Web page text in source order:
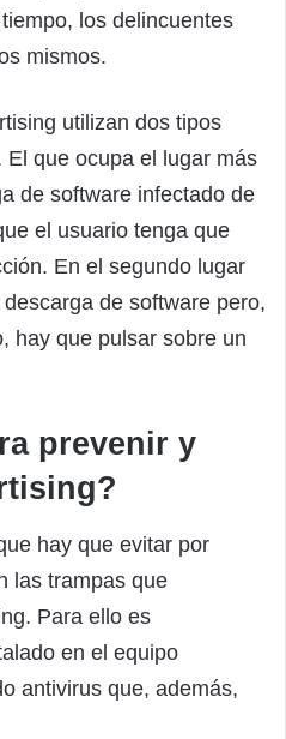
los delincuentes
mismos.
utilizan dos tipos
que ocupa el lugar más
de software infectado de
el usuario tenga que
En el segundo lugar
de software pero,
hay que pulsar sobre un
prevenir y
hay que evitar por
las trampas que
Para ello es
en el equipo
antivirus que, además,